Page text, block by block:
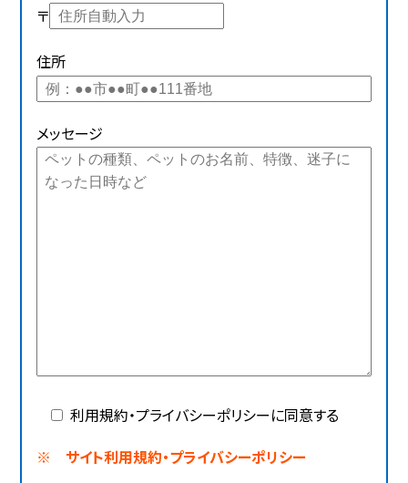
〒
住所
メッセージ
利用規約・プライバシーポリシーに同意する
※ サイト利用規約・プライバシーポリシー